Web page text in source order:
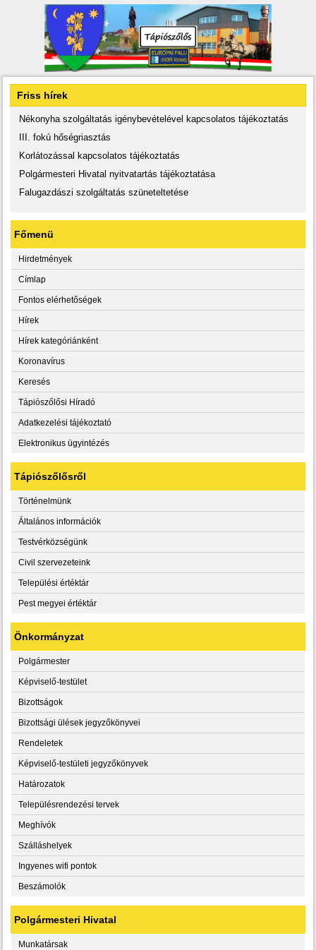
Friss hírek
Nékonyha szolgáltatás igénybevételével kapcsolatos tájékoztatás
III. fokú hőségriasztás
Korlátozással kapcsolatos tájékoztatás
Polgármesteri Hivatal nyitvatartás tájékoztatása
Falugazdászi szolgáltatás szüneteltetése
Főmenü
Hirdetmények
Címlap
Fontos elérhetőségek
Hírek
Hírek kategóriánként
Koronavírus
Keresés
Tápiószőlősi Híradó
Adatkezelési tájékoztató
Elektronikus ügyintézés
Tápiószőlősről
Történelmünk
Általános információk
Testvérközségünk
Civil szervezeteink
Települési értéktár
Pest megyei értéktár
Önkormányzat
Polgármester
Képviselő-testület
Bizottságok
Bizottsági ülések jegyzőkönyvei
Rendeletek
Képviselő-testületi jegyzőkönyvek
Határozatok
Településrendezési tervek
Meghívók
Szálláshelyek
Ingyenes wifi pontok
Beszámolók
Polgármesteri Hivatal
Munkatársak